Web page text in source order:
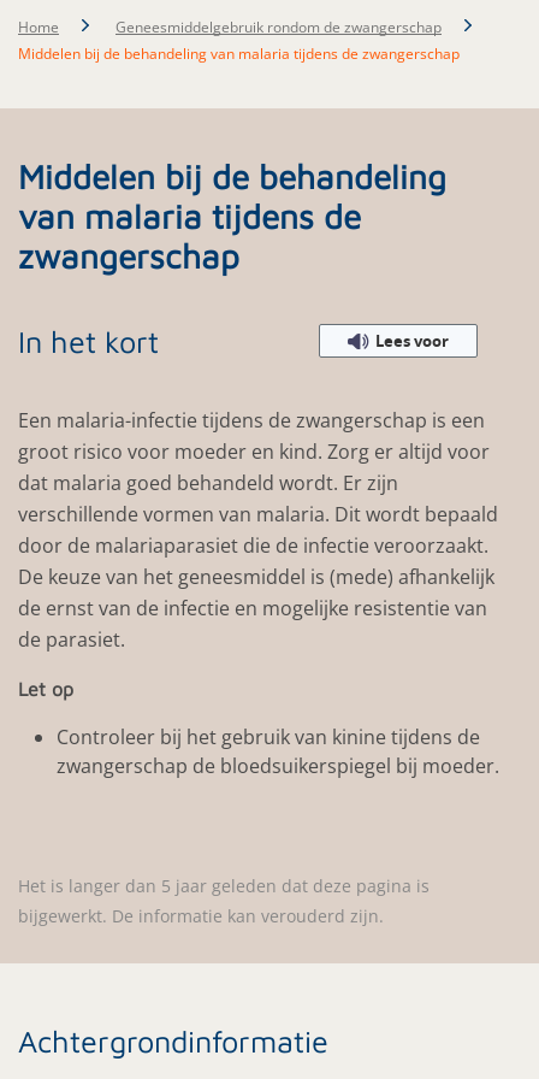
Home
Geneesmiddelgebruik rondom de zwangerschap
Middelen bij de behandeling van malaria tijdens de zwangerschap
Middelen bij de behandeling
van malaria tijdens de
zwangerschap
In het kort Lees voor
Een malaria-infectie tijdens de zwangerschap is een
groot risico voor moeder en kind. Zorg er altijd voor
dat malaria goed behandeld wordt. Er zijn
verschillende vormen van malaria. Dit wordt bepaald
door de malariaparasiet die de infectie veroorzaakt.
De keuze van het geneesmiddel is (mede) afhankelijk
de ernst van de infectie en mogelijke resistentie van
de parasiet.
Let op
Controleer bij het gebruik van kinine tijdens de
zwangerschap de bloedsuikerspiegel bij moeder.
Het is langer dan 5 jaar geleden dat deze pagina is
bijgewerkt. De informatie kan verouderd zijn.
Achtergrondinformatie